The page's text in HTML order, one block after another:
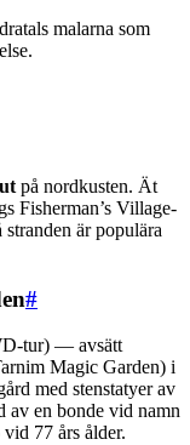
malarna som
på nordkusten. Ät
Fisherman’s Village-
stranden är populära
#
tur) — avsätt
Magic Garden) i
med stenstatyer av
av en bonde vid namn
77 års ålder.